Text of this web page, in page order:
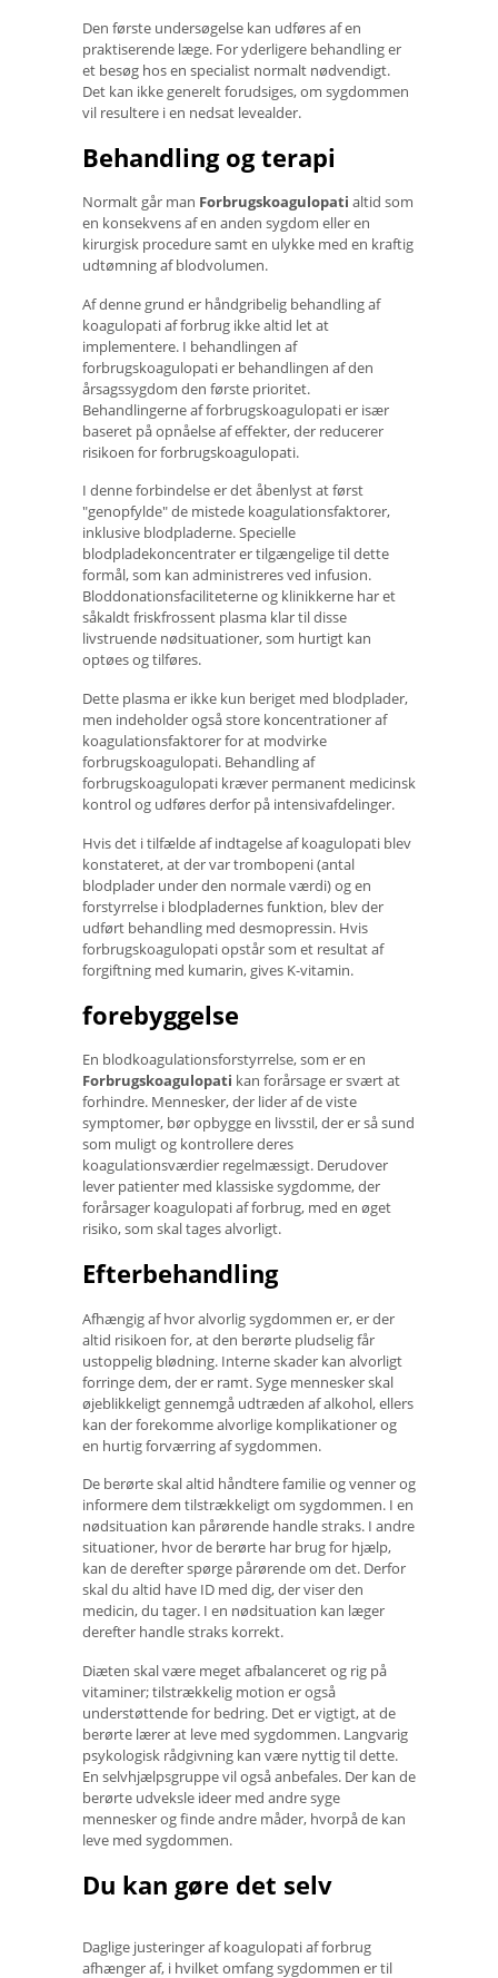
Den første undersøgelse kan udføres af en
praktiserende læge. For yderligere behandling er
et besøg hos en specialist normalt nødvendigt.
Det kan ikke generelt forudsiges, om sygdommen
vil resultere i en nedsat levealder.
Behandling og terapi
Normalt går man Forbrugskoagulopati altid som
en konsekvens af en anden sygdom eller en
kirurgisk procedure samt en ulykke med en kraftig
udtømning af blodvolumen.
Af denne grund er håndgribelig behandling af
koagulopati af forbrug ikke altid let at
implementere. I behandlingen af ​​
forbrugskoagulopati er behandlingen af ​​den
årsagssygdom den første prioritet.
Behandlingerne af forbrugskoagulopati er især
baseret på opnåelse af effekter, der reducerer
risikoen for forbrugskoagulopati.
I denne forbindelse er det åbenlyst at først
"genopfylde" de mistede koagulationsfaktorer,
inklusive blodpladerne. Specielle
blodpladekoncentrater er tilgængelige til dette
formål, som kan administreres ved infusion.
Bloddonationsfaciliteterne og klinikkerne har et
såkaldt friskfrossent plasma klar til disse
livstruende nødsituationer, som hurtigt kan
optøes og tilføres.
Dette plasma er ikke kun beriget med blodplader,
men indeholder også store koncentrationer af
koagulationsfaktorer for at modvirke
forbrugskoagulopati. Behandling af
forbrugskoagulopati kræver permanent medicinsk
kontrol og udføres derfor på intensivafdelinger.
Hvis det i tilfælde af indtagelse af koagulopati blev
konstateret, at der var trombopeni (antal
blodplader under den normale værdi) og en
forstyrrelse i blodpladernes funktion, blev der
udført behandling med desmopressin. Hvis
forbrugskoagulopati opstår som et resultat af
forgiftning med kumarin, gives K-vitamin.
forebyggelse
En blodkoagulationsforstyrrelse, som er en
Forbrugskoagulopati kan forårsage er svært at
forhindre. Mennesker, der lider af de viste
symptomer, bør opbygge en livsstil, der er så sund
som muligt og kontrollere deres
koagulationsværdier regelmæssigt. Derudover
lever patienter med klassiske sygdomme, der
forårsager koagulopati af forbrug, med en øget
risiko, som skal tages alvorligt.
Efterbehandling
Afhængig af hvor alvorlig sygdommen er, er der
altid risikoen for, at den berørte pludselig får
ustoppelig blødning. Interne skader kan alvorligt
forringe dem, der er ramt. Syge mennesker skal
øjeblikkeligt gennemgå udtræden af ​​alkohol, ellers
kan der forekomme alvorlige komplikationer og
en hurtig forværring af sygdommen.
De berørte skal altid håndtere familie og venner og
informere dem tilstrækkeligt om sygdommen. I en
nødsituation kan pårørende handle straks. I andre
situationer, hvor de berørte har brug for hjælp,
kan de derefter spørge pårørende om det. Derfor
skal du altid have ID med dig, der viser den
medicin, du tager. I en nødsituation kan læger
derefter handle straks korrekt.
Diæten skal være meget afbalanceret og rig på
vitaminer; tilstrækkelig motion er også
understøttende for bedring. Det er vigtigt, at de
berørte lærer at leve med sygdommen. Langvarig
psykologisk rådgivning kan være nyttig til dette.
En selvhjælpsgruppe vil også anbefales. Der kan de
berørte udveksle ideer med andre syge
mennesker og finde andre måder, hvorpå de kan
leve med sygdommen.
Du kan gøre det selv
Daglige justeringer af koagulopati af forbrug
afhænger af, i hvilket omfang sygdommen er til